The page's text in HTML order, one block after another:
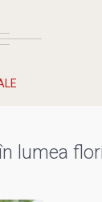
lumea